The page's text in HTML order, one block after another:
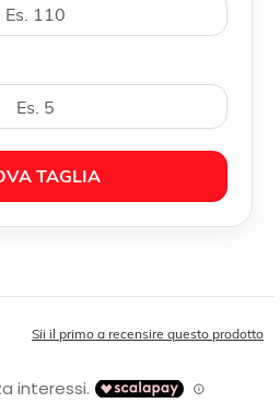
TAGLIA
Sii il primo a recensire questo prodotto